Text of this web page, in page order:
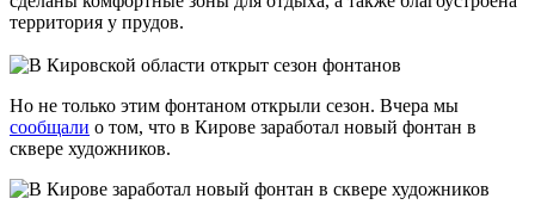
территория у прудов.
Но не только этим фонтаном открыли сезон. Вчера мы
сообщали о том, что в Кирове заработал новый фонтан в
сквере художников.